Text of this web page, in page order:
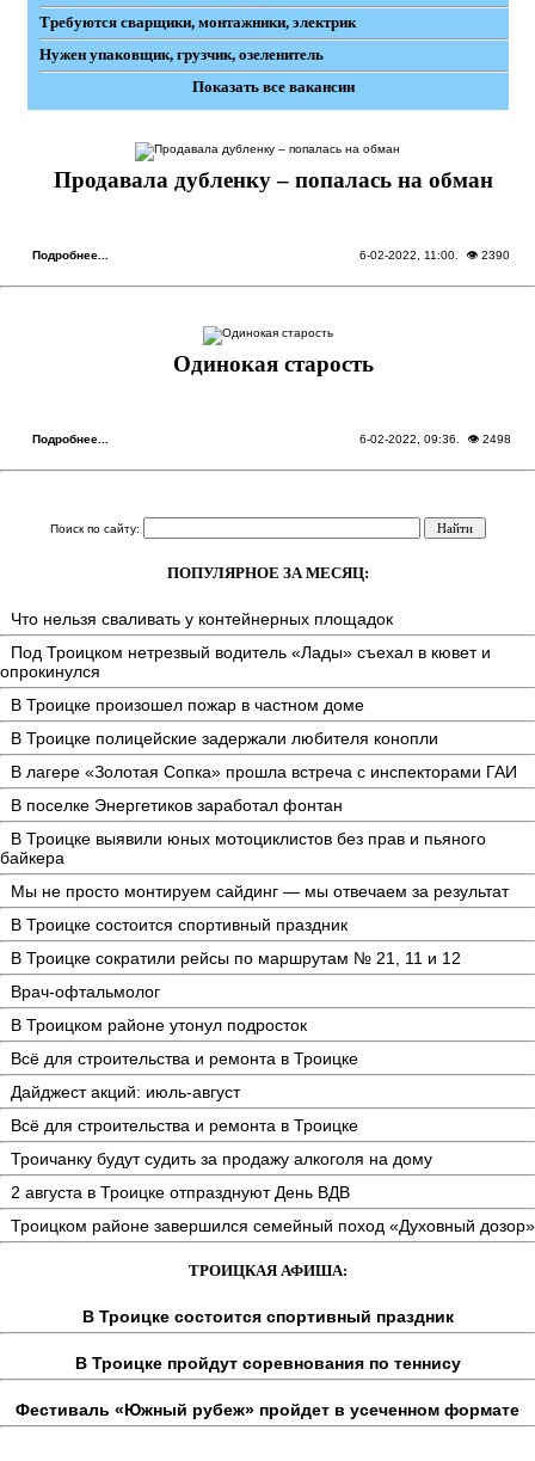
Требуются сварщики, монтажники, электрик
Нужен упаковщик, грузчик, озеленитель
Показать все вакансии
Продавала дубленку – попалась на обман
Подробнее... 6-02-2022, 11:00 . 👁 2390
Одинокая старость
Подробнее... 6-02-2022, 09:36 . 👁 2498
Поиск по сайту:
ПОПУЛЯРНОЕ ЗА МЕСЯЦ:
Что нельзя сваливать у контейнерных площадок
Под Троицком нетрезвый водитель «Лады» съехал в кювет и
опрокинулся
В Троицке произошел пожар в частном доме
В Троицке полицейские задержали любителя конопли
В лагере «Золотая Сопка» прошла встреча с инспекторами ГАИ
В поселке Энергетиков заработал фонтан
В Троицке выявили юных мотоциклистов без прав и пьяного
байкера
Мы не просто монтируем сайдинг — мы отвечаем за результат
В Троицке состоится спортивный праздник
В Троицке сократили рейсы по маршрутам № 21, 11 и 12
Врач-офтальмолог
В Троицком районе утонул подросток
Всё для строительства и ремонта в Троицке
Дайджест акций: июль-август
Всё для строительства и ремонта в Троицке
Троичанку будут судить за продажу алкоголя на дому
2 августа в Троицке отпразднуют День ВДВ
Троицком районе завершился семейный поход «Духовный дозор»
ТРОИЦКАЯ АФИША:
В Троицке состоится спортивный праздник
В Троицке пройдут соревнования по теннису
Фестиваль «Южный рубеж» пройдет в усеченном формате